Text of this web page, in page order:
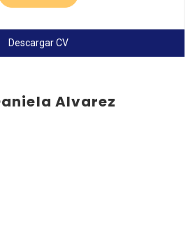
Descargar CV
Alvarez